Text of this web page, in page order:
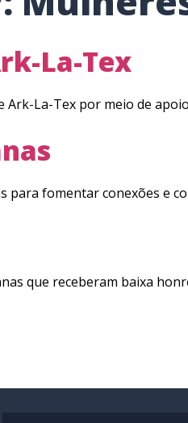
La-Tex
La-Tex por meio de
fomentar conexões e
que receberam baixa